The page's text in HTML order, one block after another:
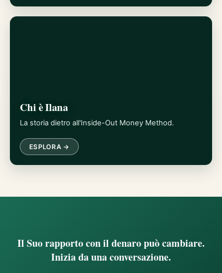
Chi è Ilana
La storia dietro all'Inside-Out Money Method.
ESPLORA →
Il Suo rapporto con il denaro può cambiare.
Inizia da una conversazione.